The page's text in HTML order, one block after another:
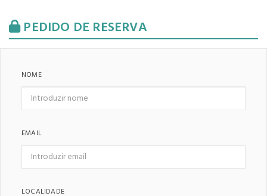
PEDIDO DE RESERVA
NOME
EMAIL
LOCALIDADE